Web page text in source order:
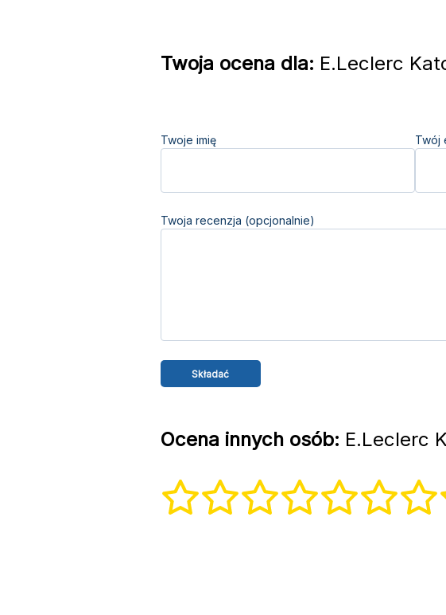
Twoja ocena dla: E.Leclerc
Twoje imię Twój
Twoja recenzja (opcjonalnie)
Ocena innych osób: E.Leclerc